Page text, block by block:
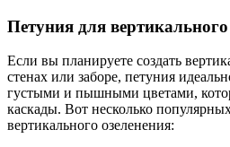
Петуния для вертикального
Если вы планируете создать
стенах или заборе, петуния
густыми и пышными цветами,
каскады. Вот несколько
вертикального озеленения: